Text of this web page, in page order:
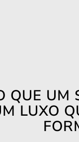
QUE UM
LUXO